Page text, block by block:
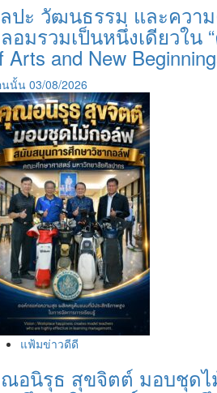
ปะ วัฒนธรรม และควา
อมรวมเป็นหนึ่งเดียวใน
Arts and New
นนั้น 03/08/2026
แฟ้มข่าวดีดี
อนิรุธ สุขจิตต์ มอบชุด